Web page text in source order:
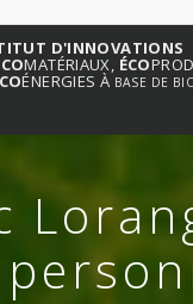
D'INNOVATIONS
MATÉRIAUX, ÉCO
ÉNERGIES À BASE DE